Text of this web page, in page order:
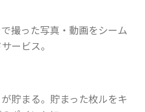
撮った写真・動画をシーム
ービス。
貯まる。貯まった枚ルをキ